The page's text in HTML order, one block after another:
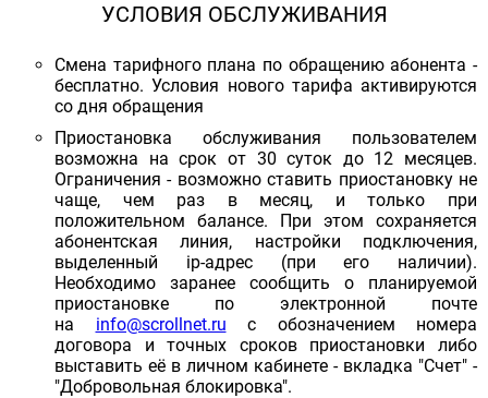
УСЛОВИЯ ОБСЛУЖИВАНИЯ
Смена тарифного плана по обращению абонента -
бесплатно. Условия нового тарифа активируются
со дня обращения
Приостановка обслуживания пользователем
возможна на срок от 30 суток до 12 месяцев.
Ограничения - возможно ставить приостановку не
чаще, чем раз в месяц, и только при
положительном балансе. При этом сохраняется
абонентская линия, настройки подключения,
выделенный ip-адрес (при его наличии).
Необходимо заранее сообщить о планируемой
приостановке по электронной почте
на info@scrollnet.ru с обозначением номера
договора и точных сроков приостановки либо
выставить её в личном кабинете - вкладка "Счет" -
"Добровольная блокировка".